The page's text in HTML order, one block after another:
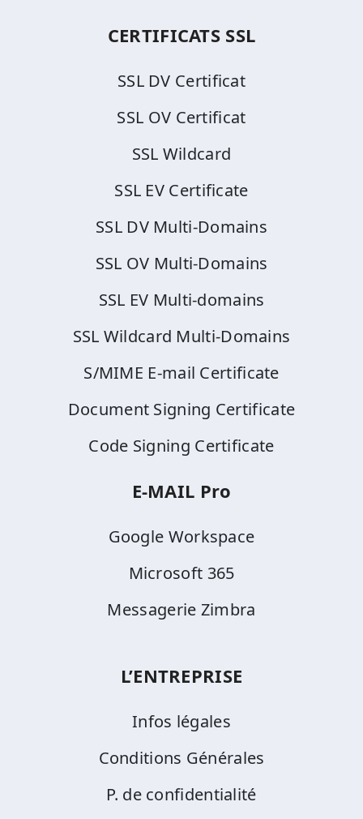
CERTIFICATS SSL
SSL DV Certificat
SSL OV Certificat
SSL Wildcard
SSL EV Certificate
SSL DV Multi-Domains
SSL OV Multi-Domains
SSL EV Multi-domains
SSL Wildcard Multi-Domains
S/MIME E-mail Certificate
Document Signing Certificate
Code Signing Certificate
E-MAIL Pro
Google Workspace
Microsoft 365
Messagerie Zimbra
L’ENTREPRISE
Infos légales
Conditions Générales
P. de confidentialité